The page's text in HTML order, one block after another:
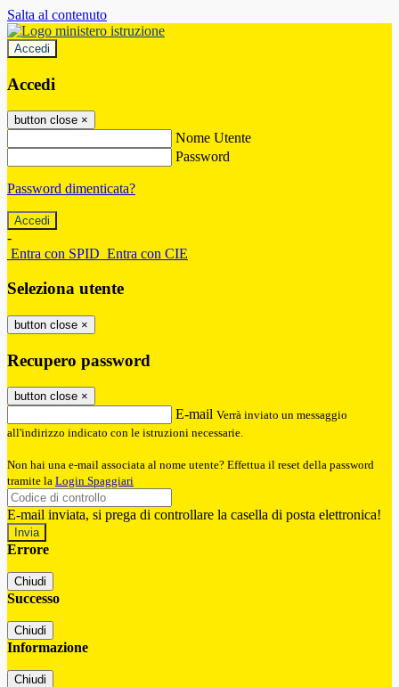
Salta al contenuto
Accedi
Accedi
button close ×
Nome Utente
Password
Password dimenticata?
-
Entra con SPID Entra con CIE
Seleziona utente
button close ×
Recupero password
button close ×
E-mail Verrà inviato un messaggio
all'indirizzo indicato con le istruzioni necessarie.
Non hai una e-mail associata al nome utente? Effettua il reset della password
tramite la Login Spaggiari
E-mail inviata, si prega di controllare la casella di posta elettronica!
Errore
Chiudi
Successo
Chiudi
Informazione
Chiudi